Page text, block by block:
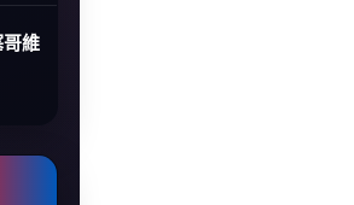
哥維